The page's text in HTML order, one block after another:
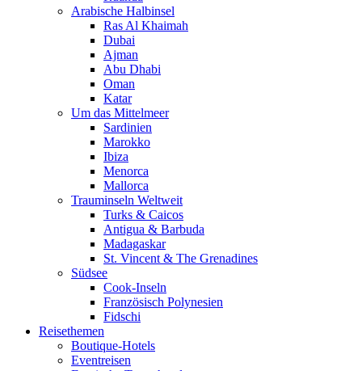
Arabische Halbinsel
Ras Al Khaimah
Dubai
Ajman
Abu Dhabi
Oman
Katar
Um das Mittelmeer
Sardinien
Marokko
Ibiza
Menorca
Mallorca
Trauminseln Weltweit
Turks & Caicos
Antigua & Barbuda
Madagaskar
St. Vincent & The Grenadines
Südsee
Cook-Inseln
Französisch Polynesien
Fidschi
Reisethemen
Boutique-Hotels
Eventreisen